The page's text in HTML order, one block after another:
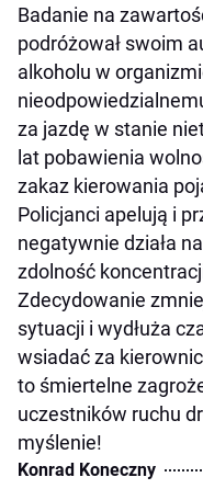
Badanie na
podróżował swoim
alkoholu w
za jazdę w stanie
lat pobawienia
zakaz kierowania
Policjanci apelują i
negatywnie działa
zdolność
Zdecydowanie
sytuacji i wydłuża
wsiadać za
to śmiertelne
uczestników ruchu
myślenie!
Konrad Koneczny